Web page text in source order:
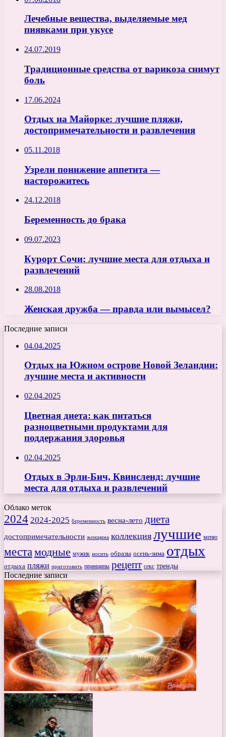
Лечебные вещества, выделяемые мед
пиявками при укусе
24.07.2019
Традиционные средства от варикоза снимут
боль
17.06.2024
Отдых на Майорке: лучшие пляжи,
достопримечательности и развлечения
05.11.2018
Узрели понижение аппетита —
насторожитесь
24.12.2018
Беременность до брака
09.07.2023
Курорт Сочи: лучшие места для отдыха и
развлечений
28.08.2018
Женская дружба — правда или вымысел?
Последние записи
04.04.2025
Отдых на Южном острове Новой Зеландии:
лучшие места и активности
02.04.2025
Цветная диета: как питаться
разноцветными продуктами для
поддержания здоровья
02.04.2025
Отдых в Эрли-Бич, Квинсленд: лучшие
места для отдыха и развлечений
Облако меток
2024 2024-2025 беременность весна-лето диета
достопримечательности женщина коллекция лучшие меню
места модные мужик носить образы осень-зима отдых
отдыха пляжи приготовить принципы рецепт секс тренды
Последние записи